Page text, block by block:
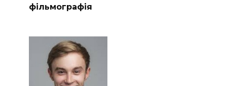
фільмографія